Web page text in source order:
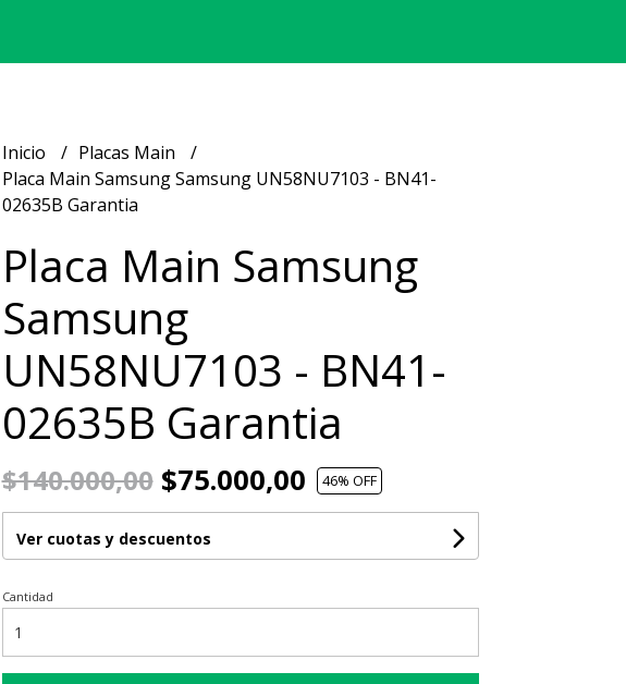
Inicio
Placas Main
Placa Main Samsung Samsung UN58NU7103 - BN41-
02635B Garantia
Placa Main Samsung
Samsung
UN58NU7103 - BN41-
02635B Garantia
$140.000,00$75.000,00 46% OFF
Ver cuotas y descuentos
Cantidad